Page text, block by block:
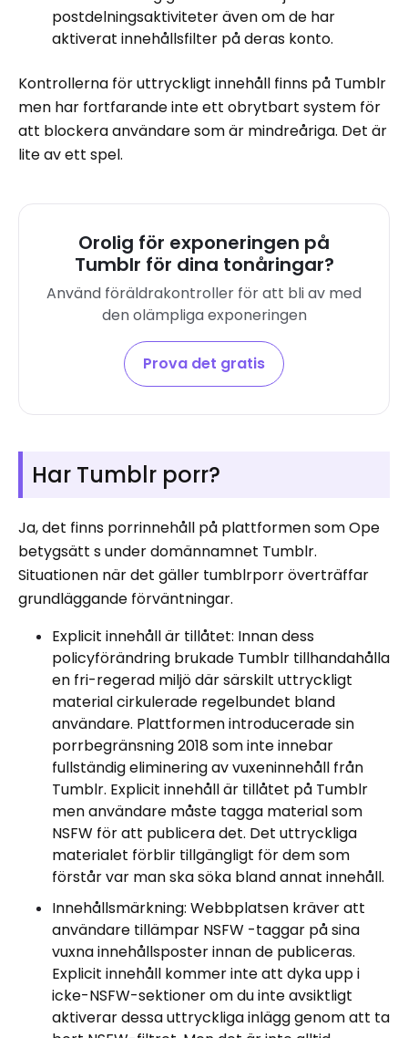
postdelningsaktiviteter även om de har
aktiverat innehållsfilter på deras konto.
Kontrollerna för uttryckligt innehåll finns på Tumblr
men har fortfarande inte ett obrytbart system för
att blockera användare som är mindreåriga. Det är
lite av ett spel.
Orolig för exponeringen på
Tumblr för dina tonåringar?
Använd föräldrakontroller för att bli av med
den olämpliga exponeringen
Prova det gratis
Har Tumblr porr?
Ja, det finns porrinnehåll på plattformen som Ope
betygsätt s under domännamnet Tumblr.
Situationen när det gäller tumblrporr överträffar
grundläggande förväntningar.
Explicit innehåll är tillåtet: Innan dess
policyförändring brukade Tumblr tillhandahålla
en fri-regerad miljö där särskilt uttryckligt
material cirkulerade regelbundet bland
användare. Plattformen introducerade sin
porrbegränsning 2018 som inte innebar
fullständig eliminering av vuxeninnehåll från
Tumblr. Explicit innehåll är tillåtet på Tumblr
men användare måste tagga material som
NSFW för att publicera det. Det uttryckliga
materialet förblir tillgängligt för dem som
förstår var man ska söka bland annat innehåll.
Innehållsmärkning: Webbplatsen kräver att
användare tillämpar NSFW -taggar på sina
vuxna innehållsposter innan de publiceras.
Explicit innehåll kommer inte att dyka upp i
icke-NSFW-sektioner om du inte avsiktligt
aktiverar dessa uttryckliga inlägg genom att ta